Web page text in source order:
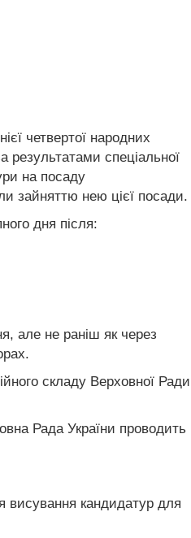
четвертої народних
результатами спеціальної
на посаду
зайняттю нею цієї посади.
дня після:
але не раніш як через
складу Верховної Ради
Рада України проводить
висування кандидатур для